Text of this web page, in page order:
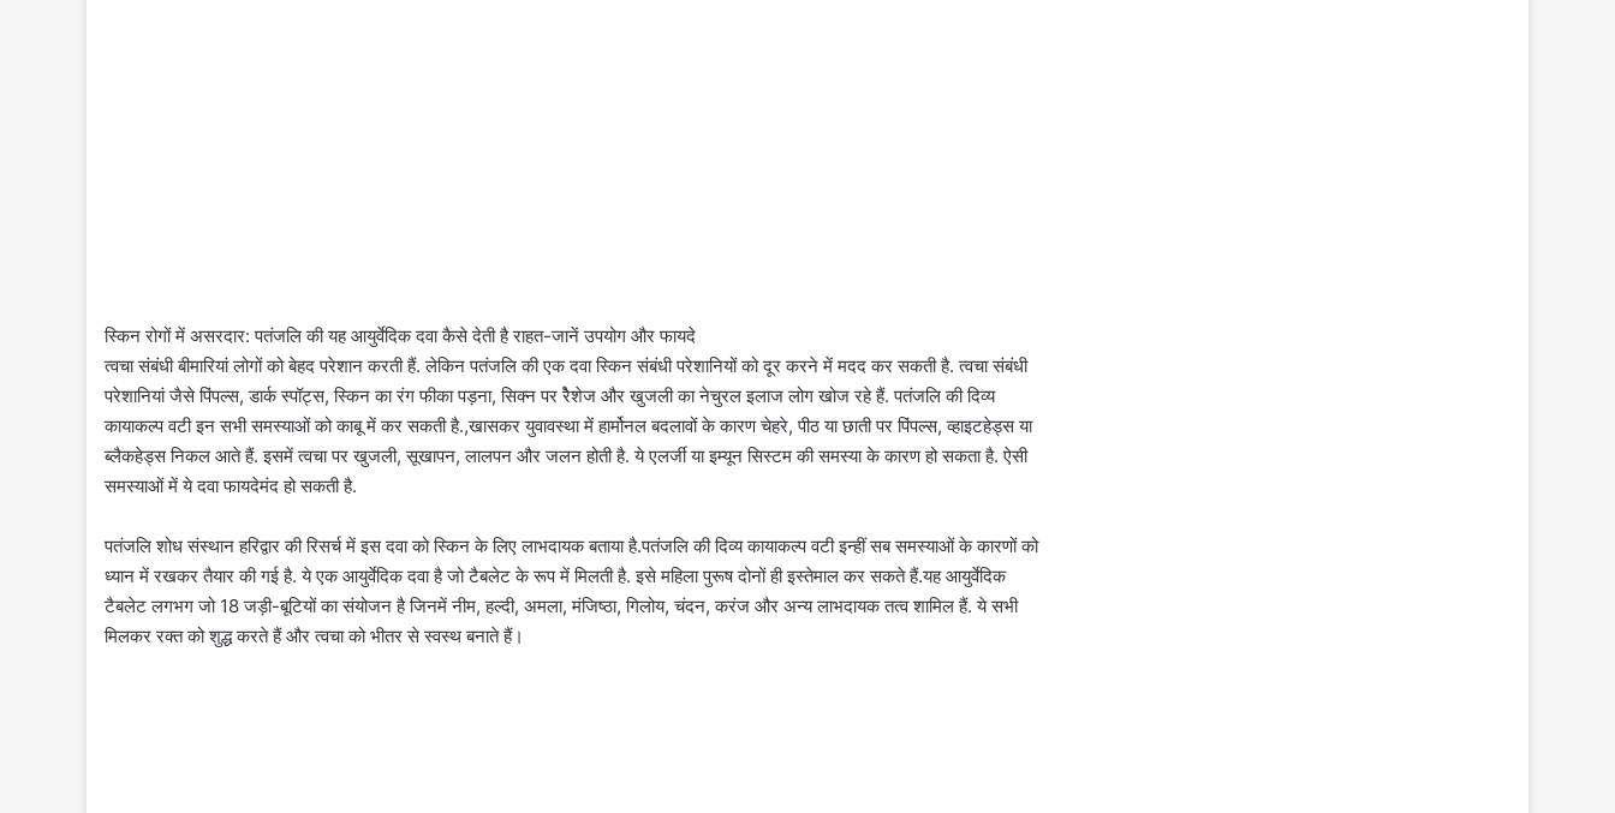
स्किन रोगों में असरदार: पतंजलि की यह आयुर्वेदिक दवा कैसे देती है राहत-जानें उपयोग और फायदे
त्वचा संबंधी बीमारियां लोगों को बेहद परेशान करती हैं. लेकिन पतंजलि की एक दवा स्किन संबंधी परेशानियों को दूर करने में मदद कर सकती है. त्वचा संबंधी
परेशानियां जैसे पिंपल्स, डार्क स्पॉट्स, स्किन का रंग फीका पड़ना, सिक्न पर रेैशेज और खुजली का नेचुरल इलाज लोग खोज रहे हैं. पतंजलि की दिव्य
कायाकल्प वटी इन सभी समस्याओं को काबू में कर सकती है.,खासकर युवावस्था में हार्मोनल बदलावों के कारण चेहरे, पीठ या छाती पर पिंपल्स, व्हाइटहेड्स या
ब्लैकहेड्स निकल आते हैं. इसमें त्वचा पर खुजली, सूखापन, लालपन और जलन होती है. ये एलर्जी या इम्यून सिस्टम की समस्या के कारण हो सकता है. ऐसी
समस्याओं में ये दवा फायदेमंद हो सकती है.
पतंजलि शोध संस्थान हरिद्वार की रिसर्च में इस दवा को स्किन के लिए लाभदायक बताया है.पतंजलि की दिव्य कायाकल्प वटी इन्हीं सब समस्याओं के कारणों को
ध्यान में रखकर तैयार की गई है. ये एक आयुर्वेदिक दवा है जो टैबलेट के रूप में मिलती है. इसे महिला पुरूष दोनों ही इस्तेमाल कर सकते हैं.यह आयुर्वेदिक
टैबलेट लगभग जो 18 जड़ी-बूटियों का संयोजन है जिनमें नीम, हल्दी, अमला, मंजिष्ठा, गिलोय, चंदन, करंज और अन्य लाभदायक तत्व शामिल हैं. ये सभी
मिलकर रक्त को शुद्ध करते हैं और त्वचा को भीतर से स्वस्थ बनाते हैं।